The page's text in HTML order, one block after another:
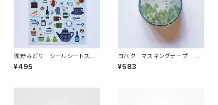
浅野みどり シールシートステッ
カー Kitchen食器
¥495
ヨハク マスキングテープ ホ
シクズ Y-162
¥583